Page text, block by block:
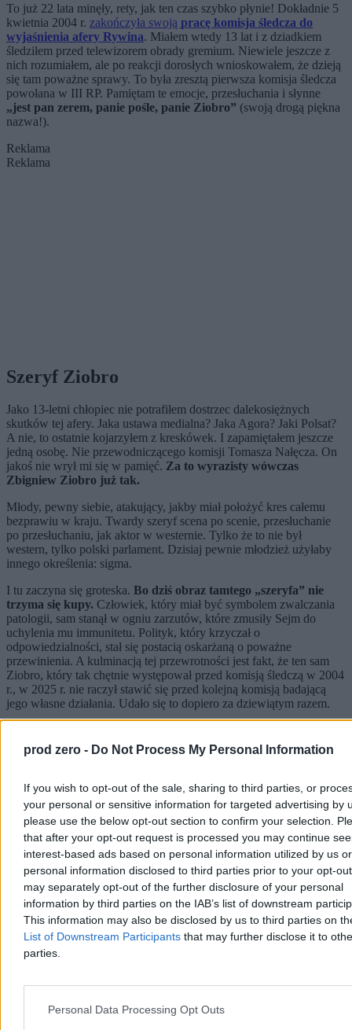
prod zero - Do Not Process My Personal Information
If you wish to opt-out of the sale, sharing to third parties, or
your personal or sensitive information for targeted advertising by
please use the below opt-out section to confirm your selection.
that after your opt-out request is processed you may continue
interest-based ads based on personal information utilized by us or
personal information disclosed to third parties prior to your opt-
may separately opt-out of the further disclosure of your personal
information by third parties on the IAB’s list of downstream
This information may also be disclosed by us to third parties on
List of Downstream Participants that may further disclose it to
parties.
Personal Data Processing Opt Outs
To już 22 lata minęły, rety, jak ten czas szybko płynie! Dokładnie 5
kwietnia 2004 r. zakończyła swoją pracę komisja śledcza do
wyjaśnienia afery Rywina. Miałem wtedy 13 lat i z dziadkiem
śledziłem przed telewizorem obrady gremium. Niewiele jeszcze z
nich rozumiałem, ale po reakcji dorosłych wnioskowałem, że dzieją
się tam poważne sprawy. To była zresztą pierwsza komisja śledcza
powołana w III RP. Pamiętam te emocje, przesłuchania i słynne
„jest pan zerem, panie pośle, panie Ziobro” (swoją drogą piękna
nazwa!).
Reklama
Reklama
Szeryf Ziobro
Jako 13-letni chłopiec nie potrafiłem dostrzec dalekosiężnych
skutków tej afery. Jaka ustawa medialna? Jaka Agora? Jaki Polsat?
A nie, to ostatnie kojarzyłem z kreskówek. I zapamiętałem jeszcze
jedną osobę. Nie przewodniczącego komisji Tomasza Nałęcza. On
jakoś nie wrył mi się w pamięć. Za to wyrazisty wówczas
Zbigniew Ziobro już tak.
Młody, pewny siebie, atakujący, jakby miał położyć kres całemu
bezprawiu w kraju. Twardy szeryf scena po scenie, przesłuchanie
po przesłuchaniu, jak aktor w westernie. Tylko że to nie był
western, tylko polski parlament. Dzisiaj pewnie młodzież użyłaby
innego określenia: sigma.
I tu zaczyna się groteska. Bo dziś obraz tamtego „szeryfa” nie
trzyma się kupy. Człowiek, który miał być symbolem zwalczania
patologii, sam stanął w ogniu zarzutów, które zmusiły Sejm do
uchylenia mu immunitetu. Polityk, który krzyczał o
odpowiedzialności, stał się postacią oskarżaną o poważne
przewinienia. A kulminacją tej przewrotności jest fakt, że ten sam
Ziobro, który tak chętnie występował przed komisją śledczą w 2004
r., w 2025 r. nie raczył stawić się przed kolejną komisją badającą
jego własne działania. Udało się to dopiero za dziewiątym razem.
Reklama